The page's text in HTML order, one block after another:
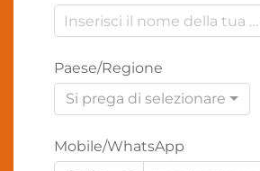
Paese/Regione
Si prega di selezionare
Mobile/WhatsApp